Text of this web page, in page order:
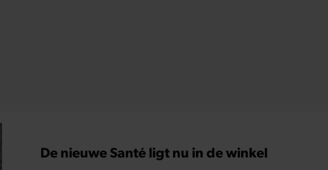
De nieuwe Santé ligt nu in de winkel